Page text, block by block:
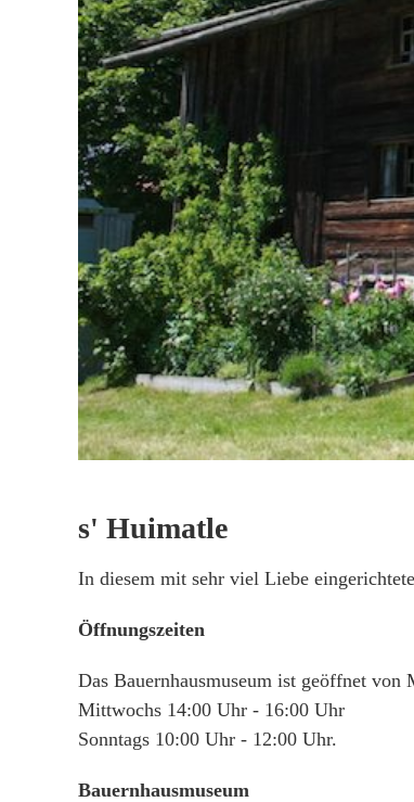
s' Huimatle
In diesem mit sehr viel Liebe
Öffnungszeiten
Das Bauernhausmuseum ist geöffnet von
Mittwochs 14:00 Uhr - 16:00 Uhr
Sonntags 10:00 Uhr - 12:00 Uhr.
Bauernhausmuseum